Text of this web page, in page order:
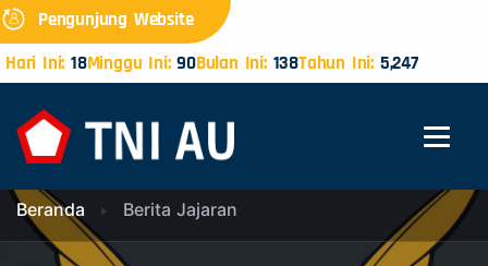
Pengunjung Website
Hari Ini: 18Minggu Ini:90Bulan Ini:138Tahun Ini: 5,247
Beranda Berita Jajaran